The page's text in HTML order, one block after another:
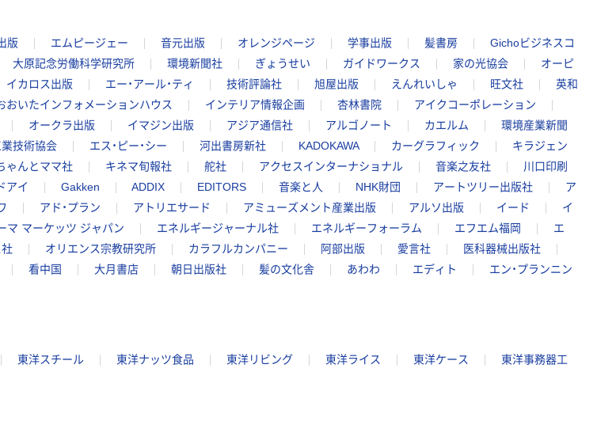
版 エムピージェー 音元出版 オレンジページ 学事出版 髪書房
Gichoビジネスコ
大原記念労働科学研究所 環境新聞社 ぎょうせい ガイドワークス 家の光協会
オーピ
イカロス出版 エー・アール・ティ 技術評論社 旭屋出版 えんれいしゃ 旺文社
英和
おいたインフォメーションハウス インテリア情報企画 杏林書院
アイクコーポレーション
オークラ出版 イマジン出版 アジア通信社 アルゴノート カエルム
環境産業新聞
技術協会 エス・ピー・シー 河出書房新社 KADOKAWA カーグラフィック
キラジェン
ゃんとママ社 キネマ旬報社 舵社 アクセスインターナショナル 音楽之友社
川口印刷
アイ Gakken ADDIX EDITORS 音楽と人 NHK財団 アートツリー出版社
ア
アド・プラン アトリエサード アミューズメント産業出版 アルソ出版 イード
イ
マ マーケッツ ジャパン エネルギージャーナル社 エネルギーフォーラム エフエム福岡
エ
オリエンス宗教研究所 カラフルカンパニー 阿部出版 愛言社
医科器械出版社
看中国 大月書店 朝日出版社 髪の文化舎 あわわ エディト
エン・プランニン
東洋スチール 東洋ナッツ食品 東洋リビング 東洋ライス 東洋ケース
東洋事務器工